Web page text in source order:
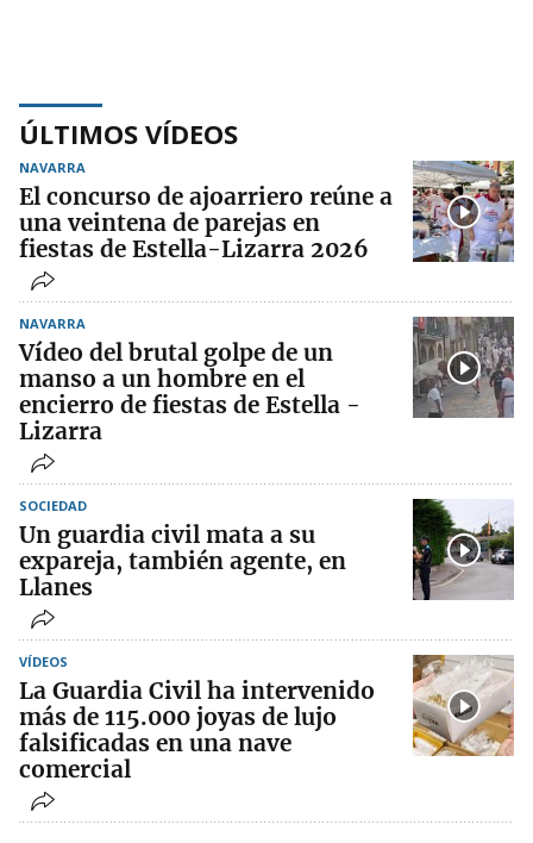
ÚLTIMOS VÍDEOS
NAVARRA
El concurso de ajoarriero reúne a
una veintena de parejas en
fiestas de Estella-Lizarra 2026
NAVARRA
Vídeo del brutal golpe de un
manso a un hombre en el
encierro de fiestas de Estella -
Lizarra
SOCIEDAD
Un guardia civil mata a su
expareja, también agente, en
Llanes
VÍDEOS
La Guardia Civil ha intervenido
más de 115.000 joyas de lujo
falsificadas en una nave
comercial